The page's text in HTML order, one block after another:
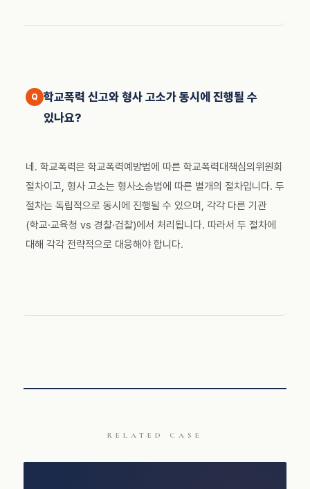
학교폭력 신고와 형사 고소가 동시에 진행될 수
있나요?
네. 학교폭력은 학교폭력예방법에 따른 학교폭력대책심의위원회
절차이고, 형사 고소는 형사소송법에 따른 별개의 절차입니다. 두
절차는 독립적으로 동시에 진행될 수 있으며, 각각 다른 기관
(학교·교육청 vs 경찰·검찰)에서 처리됩니다. 따라서 두 절차에
대해 각각 전략적으로 대응해야 합니다.
RELATED CASE